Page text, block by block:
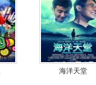
海洋天堂